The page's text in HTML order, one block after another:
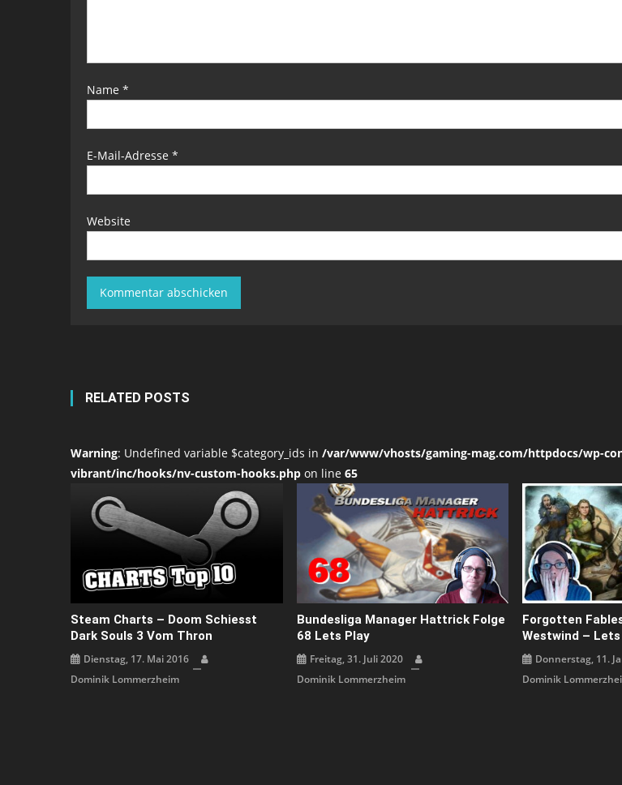
Name *
E-Mail-Adresse *
Website
RELATED POSTS
Warning: Undefined variable $category_ids in /var/www/vhosts/gaming-mag.com/httpdocs/wp-
vibrant/inc/hooks/nv-custom-hooks.php on line 65
Steam Charts – Doom Schiesst
Dark Souls 3 Vom Thron
Dienstag, 17. Mai 2016
Dominik Lommerzheim
Bundesliga Manager Hattrick Folge
68 Lets Play
Freitag, 31. Juli 2020
Dominik Lommerzheim
Forgotten
Westwind –
Donnerstag, 11.
Dominik